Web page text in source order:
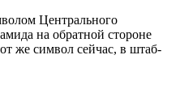
Центрального
на обратной стороне
же символ сейчас, в штаб-